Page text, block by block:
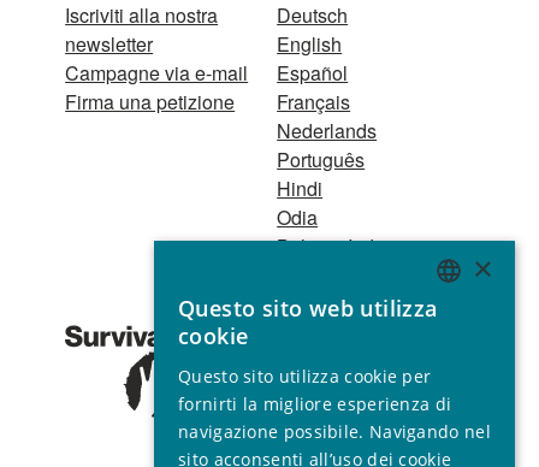
Iscriviti alla nostra
newsletter
Campagne via e-mail
Firma una petizione
Deutsch
English
Español
Français
Nederlands
Português
Hindi
Odia
Bahasa Indonesia
Registro Persone
1521 Registered
charity no. 267444 ©
2001 - 2026
Tutti i diritti riservati.
ENGLISH
SPANISH
FRENCH
×
Questo sito web utilizza
cookie
Questo sito utilizza cookie per
fornirti la migliore esperienza di
navigazione possibile. Navigando nel
sito acconsenti all’uso dei cookie